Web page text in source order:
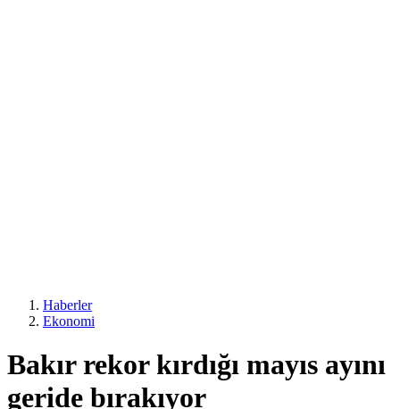
Haberler
Ekonomi
Bakır rekor kırdığı mayıs ayını
geride bırakıyor